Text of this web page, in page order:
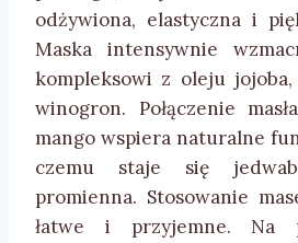
odżywiona, elastyczna i
Maska intensywnie
kompleksowi z oleju
winogron. Połączenie
mango wspiera naturalne
czemu staje się
promienna. Stosowanie
łatwe i przyjemne. Na